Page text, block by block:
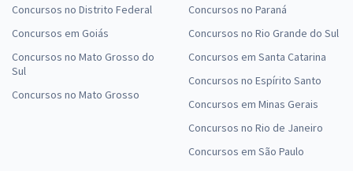
Concursos no Distrito Federal
Concursos em Goiás
Concursos no Mato Grosso do
Sul
Concursos no Mato Grosso
Concursos no Paraná
Concursos no Rio Grande do Sul
Concursos em Santa Catarina
Concursos no Espírito Santo
Concursos em Minas Gerais
Concursos no Rio de Janeiro
Concursos em São Paulo